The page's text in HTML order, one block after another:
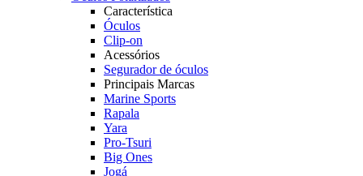
Característica
Óculos
Clip-on
Acessórios
Segurador de óculos
Principais Marcas
Marine Sports
Rapala
Yara
Pro-Tsuri
Big Ones
Jogá